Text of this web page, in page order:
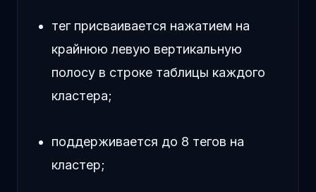
тег присваивается нажатием на
крайнюю левую вертикальную
полосу в строке таблицы каждого
кластера;
поддерживается до 8 тегов на
кластер;